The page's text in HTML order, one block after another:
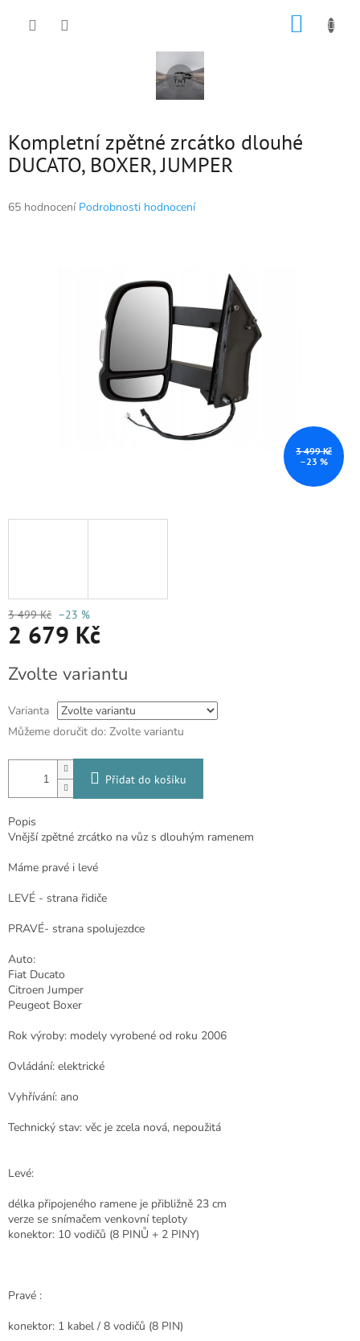
Kompletní zpětné zrcátko dlouhé
DUCATO, BOXER, JUMPER
Průměrné
65 hodnocení Podrobnosti hodnocení
3 499 Kč
–23 %
3 499 Kč –23 %
2 679 Kč
cena:
Zvolte variantu
Varianta
Můžeme doručit do: Zvolte variantu
Přidat do košíku
Popis
Vnější zpětné zrcátko na vůz s dlouhým ramenem
Máme pravé i levé
LEVÉ - strana řidiče
PRAVÉ- strana spolujezdce
Auto:
Fiat Ducato
Citroen Jumper
Peugeot Boxer
Rok výroby: modely vyrobené od roku 2006
Ovládání: elektrické
Vyhřívání: ano
Technický stav: věc je zcela nová, nepoužitá
Levé:
délka připojeného ramene je přibližně 23 cm
verze se snímačem venkovní teploty
konektor: 10 vodičů (8 PINŮ + 2 PINY)
Pravé :
konektor: 1 kabel / 8 vodičů (8 PIN)